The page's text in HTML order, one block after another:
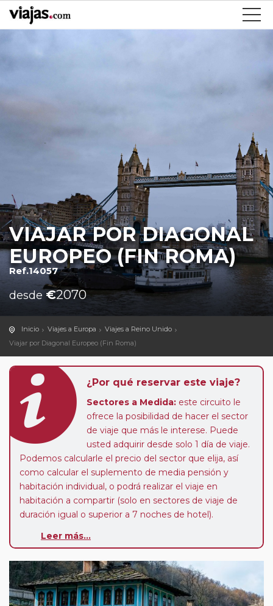
VIAJAR POR DIAGONAL
EUROPEO (FIN ROMA)
Ref.14057
desde €2070
Inicio Viajes a Europa
Viajes a Reino Unido
Viajar por Diagonal Europeo (Fin Roma)
¿Por qué reservar este viaje?
Sectores a Medida: este circuito le
ofrece la posibilidad de hacer el sector
de viaje que más le interese. Puede
usted adquirir desde solo 1 día de viaje.
Podemos calcularle el precio del sector que elija, así
como calcular el suplemento de media pensión y
habitación individual, o podrá realizar el viaje en
habitación a compartir (solo en sectores de viaje de
duración igual o superior a 7 noches de hotel).
Paradas en Ruta:
su viaje, en la ciudad que desee por período de 1, 3, 4 o
7 noches según circuito y fechas de salida. Es
fundamental que el circuito tenga salida posterior a la
Leer más...